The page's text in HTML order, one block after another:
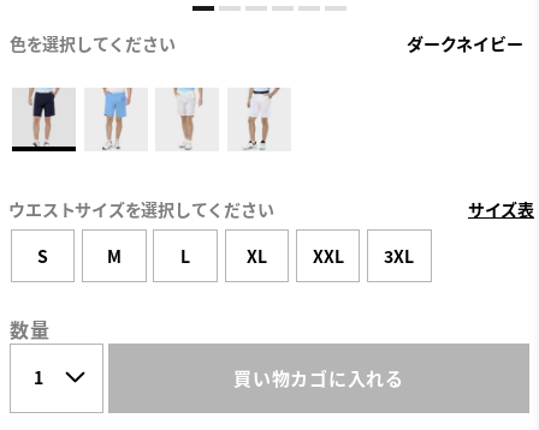
色を選択してください ダークネイビー
ウエストサイズを選択してください
サイズ表
S
M L XL XXL 3XL
数量
買い物カゴに入れる